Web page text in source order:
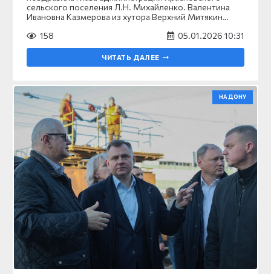
сельского поселения Л.Н. Михайленко. Валентина
Ивановна Казмерова из хутора Верхний Митякин…
158
05.01.2026 10:31
ЧИТАТЬ ДАЛЕЕ
НА ДОНУ